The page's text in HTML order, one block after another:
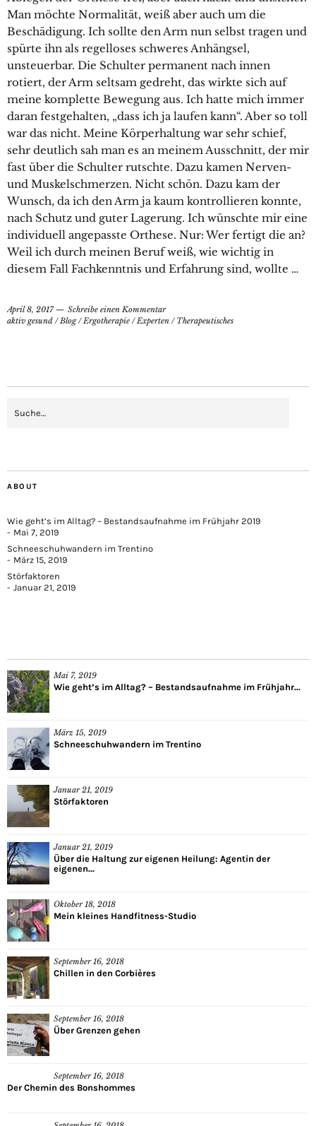
Man möchte Normalität, weiß aber auch um die
Beschädigung. Ich sollte den Arm nun selbst tragen und
spürte ihn als regelloses schweres Anhängsel,
unsteuerbar. Die Schulter permanent nach innen
rotiert, der Arm seltsam gedreht, das wirkte sich auf
meine komplette Bewegung aus. Ich hatte mich immer
daran festgehalten, „dass ich ja laufen kann“. Aber so toll
war das nicht. Meine Körperhaltung war sehr schief,
sehr deutlich sah man es an meinem Ausschnitt, der mir
fast über die Schulter rutschte. Dazu kamen Nerven-
und Muskelschmerzen. Nicht schön. Dazu kam der
Wunsch, da ich den Arm ja kaum kontrollieren konnte,
nach Schutz und guter Lagerung. Ich wünschte mir eine
individuell angepasste Orthese. Nur: Wer fertigt die an?
Weil ich durch meinen Beruf weiß, wie wichtig in
diesem Fall Fachkenntnis und Erfahrung sind, wollte …
April 8, 2017
Schreibe einen Kommentar
aktiv gesund /Blog/Ergotherapie /Experten / Therapeutisches
ABOUT
Wie geht’s im Alltag? – Bestandsaufnahme im Frühjahr 2019
Mai 7, 2019
Schneeschuhwandern im Trentino
März 15, 2019
Störfaktoren
Januar 21, 2019
Mai 7, 2019
Wie geht’s im Alltag? – Bestandsaufnahme im Frühjahr...
März 15, 2019
Schneeschuhwandern im Trentino
Januar 21, 2019
Störfaktoren
Januar 21, 2019
Über die Haltung zur eigenen Heilung: Agentin der
eigenen...
Oktober 18, 2018
Mein kleines Handfitness-Studio
September 16, 2018
Chillen in den Corbières
September 16, 2018
Über Grenzen gehen
September 16, 2018
Der Chemin des Bonshommes